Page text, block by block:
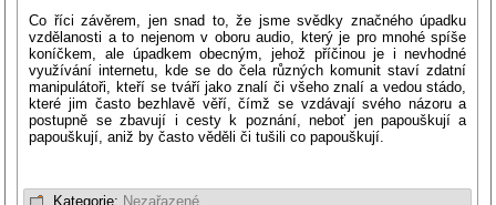
Co říci závěrem, jen snad to, že jsme svědky značného úpadku
vzdělanosti a to nejenom v oboru audio, který je pro mnohé spíše
koníčkem, ale úpadkem obecným, jehož příčinou je i nevhodné
využívání internetu, kde se do čela různých komunit staví zdatní
manipulátoři, kteří se tváří jako znalí či všeho znalí a vedou stádo,
které jim často bezhlavě věří, čímž se vzdávají svého názoru a
postupně se zbavují i cesty k poznání, neboť jen papouškují a
papouškují, aniž by často věděli či tušili co papouškují.
Kategorie: Nezařazené